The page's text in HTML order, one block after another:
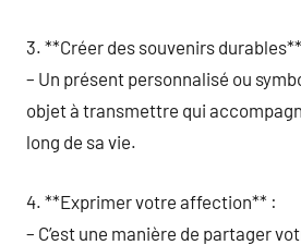
3. **Créer des souvenirs
– Un présent personnalisé ou
objet à transmettre qui
long de sa vie.
4. **Exprimer votre affection** :
– C’est une manière de partager